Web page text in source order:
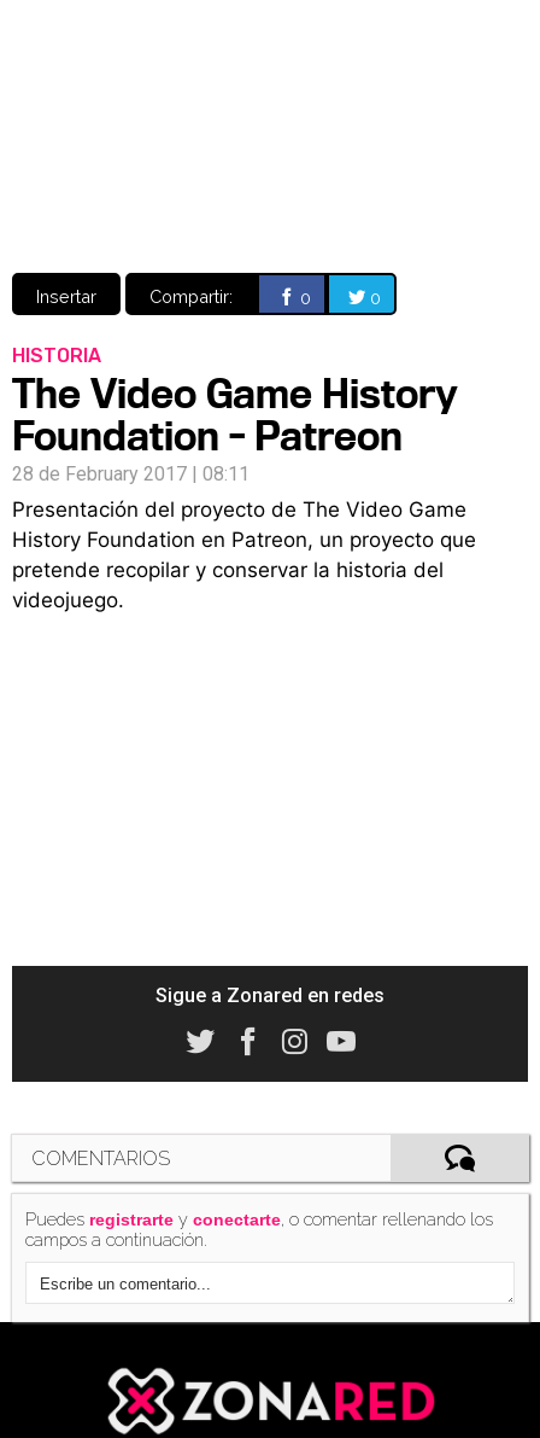
Insertar Compartir: 0 0
HISTORIA
The Video Game History
Foundation - Patreon
28 de February 2017 | 08:11
Presentación del proyecto de The Video Game
History Foundation en Patreon, un proyecto que
pretende recopilar y conservar la historia del
videojuego.
Sigue a Zonared en redes
COMENTARIOS
Puedes registrarte yconectarte, o comentar rellenando los
campos a continuación.